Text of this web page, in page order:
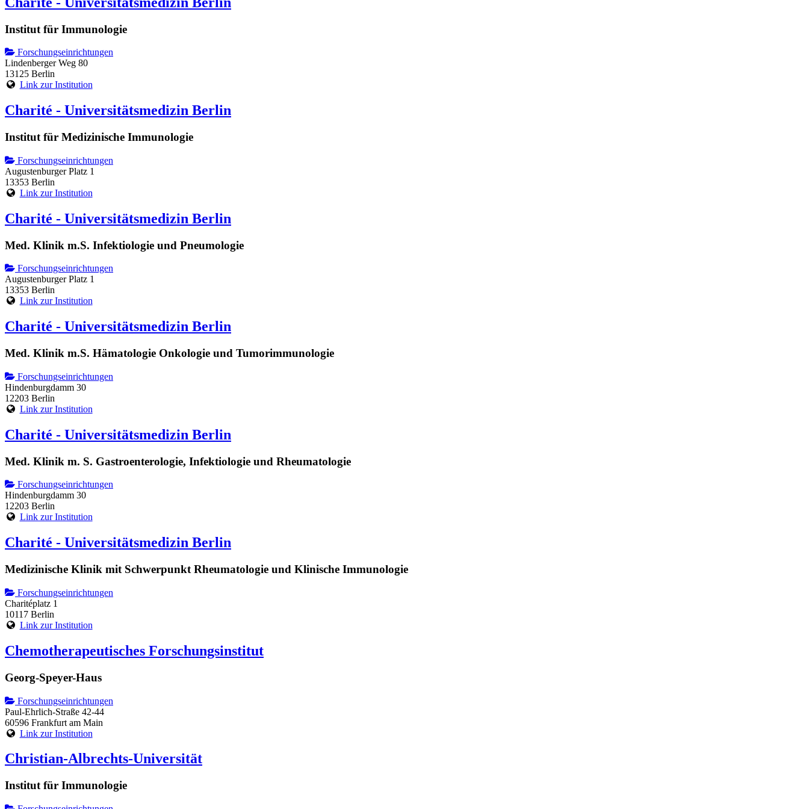
Institut für Immunologie
Forschungseinrichtungen
Lindenberger Weg 80
13125 Berlin
Link zur Institution
Charité - Universitätsmedizin Berlin
Institut für Medizinische Immunologie
Forschungseinrichtungen
Augustenburger Platz 1
13353 Berlin
Link zur Institution
Charité - Universitätsmedizin Berlin
Med. Klinik m.S. Infektiologie und Pneumologie
Forschungseinrichtungen
Augustenburger Platz 1
13353 Berlin
Link zur Institution
Charité - Universitätsmedizin Berlin
Med. Klinik m.S. Hämatologie Onkologie und Tumorimmunologie
Forschungseinrichtungen
Hindenburgdamm 30
12203 Berlin
Link zur Institution
Charité - Universitätsmedizin Berlin
Med. Klinik m. S. Gastroenterologie, Infektiologie und Rheumatologie
Forschungseinrichtungen
Hindenburgdamm 30
12203 Berlin
Link zur Institution
Charité - Universitätsmedizin Berlin
Medizinische Klinik mit Schwerpunkt Rheumatologie und Klinische Immunologie
Forschungseinrichtungen
Charitéplatz 1
10117 Berlin
Link zur Institution
Chemotherapeutisches Forschungsinstitut
Georg-Speyer-Haus
Forschungseinrichtungen
Paul-Ehrlich-Straße 42-44
60596 Frankfurt am Main
Link zur Institution
Christian-Albrechts-Universität
Institut für Immunologie